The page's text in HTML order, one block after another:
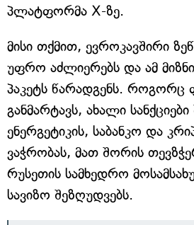
პლატფორმა X-ზე.
მისი თქმით, ევროკავშირი
უფრო აძლიერებს და ამ
პაკეტს წარადგენს.
განმარტავს, ახალი სანქციები
ენერგეტიკის, საბანკო და
ვაჭრობას, მათ შორის
რუსეთის სამხედრო
სავიზო შეზღუდვებს.